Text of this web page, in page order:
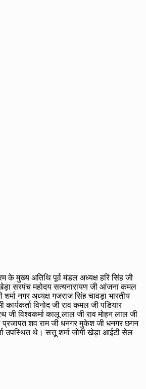
के मुख्य अतिथि पूर्व मंडल अध्यक्ष हरि सिंह जी
खेड़ा सरपंच महोदय सत्यनारायण जी आंजना कमल
नगर अध्यक्ष गजराज सिंह चावड़ा भारतीय
कार्यकर्ता विनोद जी राव कमल जी पडियार
जी विश्वकर्मा कालू लाल जी राव मोहन लाल जी
प्रजापत शव राम जी धनगर मुकेश जी धनगर छगन
उपस्थित थे। सत्तू शर्मा जोगी खेड़ा आईटी सेल